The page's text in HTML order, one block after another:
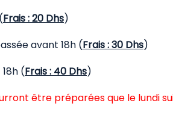
Frais : 20 Dhs)
avant 18h (Frais : 30 Dhs)
(Frais : 40 Dhs)
être préparées que le lundi